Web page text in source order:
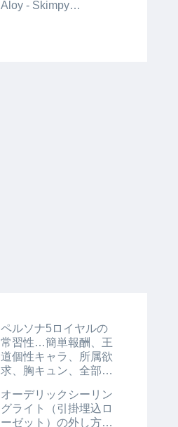
Aloy - Skimpy
ペルソナ5ロイヤルの
常習性…簡単報酬、王
道個性キャラ、所属欲
求、胸キュン、全部入
オーデリックシーリン
グライト（引掛埋込ロ
ーゼット）の外し方…